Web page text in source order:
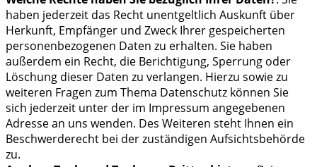
haben jederzeit das Recht unentgeltlich Auskunft über
Herkunft, Empfänger und Zweck Ihrer gespeicherten
personenbezogenen Daten zu erhalten. Sie haben
außerdem ein Recht, die Berichtigung, Sperrung oder
Löschung dieser Daten zu verlangen. Hierzu sowie zu
weiteren Fragen zum Thema Datenschutz können Sie
sich jederzeit unter der im Impressum angegebenen
Adresse an uns wenden. Des Weiteren steht Ihnen ein
Beschwerderecht bei der zuständigen Aufsichtsbehörde
zu.